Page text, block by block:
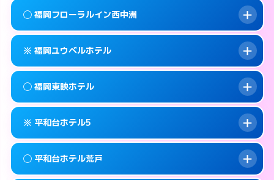
info このホテルの詳細ページを見る →
map 福岡市中央区清川2-6-23
info このホテルの詳細ページを見る →
案内方法: 派遣できません。
smartphone 092-717-6600
map 福岡市中央区長浜1-2-24
info このホテルの詳細ページを見る →
案内方法:状況により派遣できません。
smartphone 092-713-1112
map 福岡市中央区天神4-8-15
info このホテルの詳細ページを見る →
◯ 福岡フローラルイン西中洲
案内方法: 女性が直接お部屋まで伺います。
smartphone 092-735-1100
map 福岡市中央区西中洲5-10
info このホテルの詳細ページを見る →
※ 福岡ユウベルホテル
案内方法: カードキーにつきホテルの入り口で
待ち合わせ。
◯ 福岡東映ホテル
案内方法: 女性が直接お部屋まで伺います。
smartphone 092-524-2121
※ 平和台ホテル5
◯ 平和台ホテル荒戸